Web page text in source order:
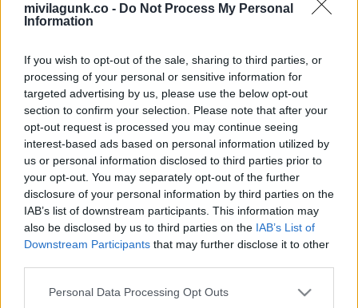
mivilagunk.co - Do Not Process My Personal
Information
If you wish to opt-out of the sale, sharing to third parties, or
processing of your personal or sensitive information for
targeted advertising by us, please use the below opt-out
section to confirm your selection. Please note that after your
opt-out request is processed you may continue seeing
interest-based ads based on personal information utilized by
us or personal information disclosed to third parties prior to
your opt-out. You may separately opt-out of the further
disclosure of your personal information by third parties on the
IAB’s list of downstream participants. This information may
also be disclosed by us to third parties on the IAB’s List of
Downstream Participants that may further disclose it to other
Please note that this website/app uses one or more Google
Personal Data Processing Opt Outs
Ilonka néni 100-al száguldott a faluban, de megvolt rá a
nyomós oka
333 views
Drágám, te hány nővel voltál már életedben?
271 views
Az anya új pasija miatt robbant ki a családi vita